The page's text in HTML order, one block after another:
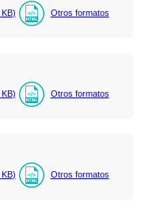
KB) Otros formatos
KB) Otros formatos
KB) Otros formatos